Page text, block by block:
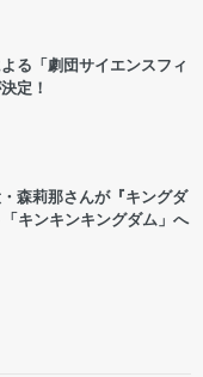
る「劇団サイエンスフィ
定！
森莉那さんが『キングダ
キンキンキングダム」へ